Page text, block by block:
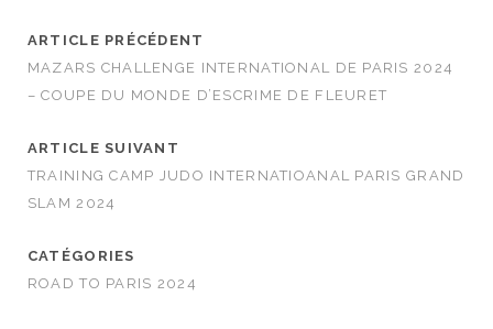
ARTICLE PRÉCÉDENT
MAZARS CHALLENGE INTERNATIONAL DE PARIS 2024
– COUPE DU MONDE D’ESCRIME DE FLEURET
ARTICLE SUIVANT
TRAINING CAMP JUDO INTERNATIOANAL PARIS GRAND
SLAM 2024
CATÉGORIES
ROAD TO PARIS 2024